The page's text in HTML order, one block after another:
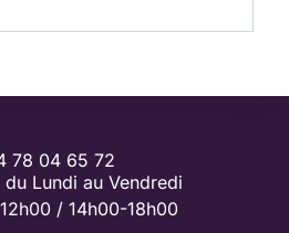
78 04 65 72
Lundi au Vendredi
/ 14h00-18h00